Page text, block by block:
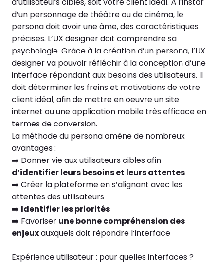
d’un personnage de théâtre ou de cinéma, le
persona doit avoir une âme, des caractéristiques
précises. L’UX designer doit comprendre sa
psychologie. Grâce à la création d’un persona, l’UX
designer va pouvoir réfléchir à la conception d’une
interface répondant aux besoins des utilisateurs. Il
doit déterminer les freins et motivations de votre
client idéal, afin de mettre en oeuvre un site
internet ou une application mobile très efficace en
termes de conversion.
La méthode du persona amène de nombreux
avantages :
➡️ Donner vie aux utilisateurs cibles afin
d’identifier leurs besoins et leurs attentes
➡️ Créer la plateforme en s’alignant avec les
attentes des utilisateurs
➡️ Identifier les priorités
​​➡️ Favoriser une bonne compréhension des
enjeuxauxquels doit répondre l’interface
Expérience utilisateur : pour quelles interfaces ?